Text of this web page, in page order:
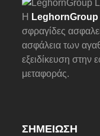
Η LeghornGroup
σφραγίδες
ασφάλεια των
εξειδίκευση στην
μεταφοράς.
ΣΗΜΕΊΩΣΗ